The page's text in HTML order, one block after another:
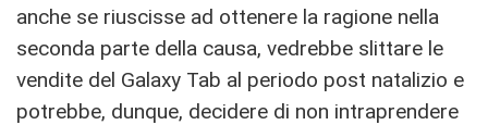
anche se riuscisse ad ottenere la ragione nella
seconda parte della causa, vedrebbe slittare le
vendite del Galaxy Tab al periodo post natalizio e
potrebbe, dunque, decidere di non intraprendere